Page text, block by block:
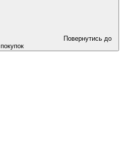
Повернутись до
покупок